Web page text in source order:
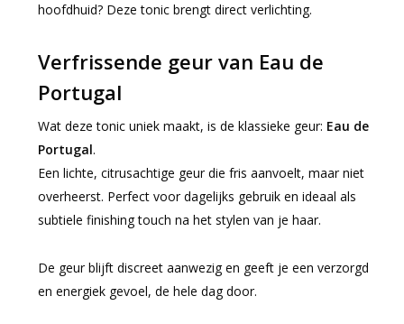
hoofdhuid? Deze tonic brengt direct verlichting.
Verfrissende geur van Eau de
Portugal
Wat deze tonic uniek maakt, is de klassieke geur: Eau de
Portugal.
Een lichte, citrusachtige geur die fris aanvoelt, maar niet
overheerst. Perfect voor dagelijks gebruik en ideaal als
subtiele finishing touch na het stylen van je haar.
De geur blijft discreet aanwezig en geeft je een verzorgd
en energiek gevoel, de hele dag door.